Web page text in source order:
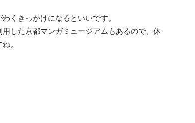
くきっかけになるといいです。
した京都マンガミュージアムもあるので、休
。